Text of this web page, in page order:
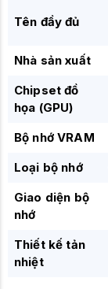
Tên đầy đủ
Nhà sản xuất
Chipset đồ
họa (GPU)
Bộ nhớ VRAM
Loại bộ nhớ
Giao diện bộ
nhớ
Thiết kế tản
nhiệt